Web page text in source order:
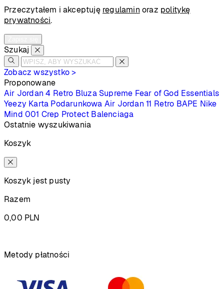
Przeczytałem i akceptuję regulamin oraz politykę
prywatności.
Szukaj
Zobacz wszystko >
Proponowane
Air Jordan 4 Retro Bluza Supreme Fear of God Essentials
Yeezy Karta Podarunkowa Air Jordan 11 Retro BAPE Nike
Mind 001 Crep Protect Balenciaga
Ostatnie wyszukiwania
Koszyk
Koszyk jest pusty
Razem
0,00 PLN
Metody płatności